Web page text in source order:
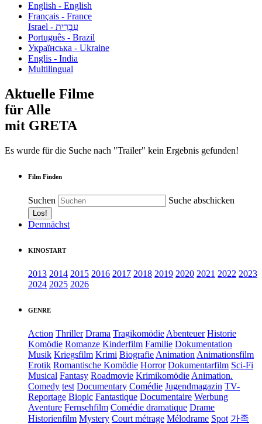
English - English
Français - France
עִבְרִית - Israel
Português - Brazil
Українська - Ukraine
Englis - India
Multilingual
Aktuelle Filme
für Alle
mit GRETA
Es wurde für die Suche nach "Trailer" kein Ergebnis gefunden!
Film Finden
Suchen Suche abschicken
Demnächst
KINOSTART
2013 2014 2015 2016 2017 2018 2019 2020 2021 2022 2023
2024 2025 2026
GENRE
Action Thriller Drama Tragikomödie Abenteuer Historie
Komödie Romanze Kinderfilm Familie Dokumentation
Musik Kriegsfilm Krimi Biografie Animation Animationsfilm
Erotik Romantische Komödie Horror Dokumentarfilm Sci-Fi
Musical Fantasy Roadmovie Krimikomödie Animation.
Comedy test Documentary Comédie Jugendmagazin TV-
Reportage Biopic Fantastique Documentaire Werbung
Aventure Fernsehfilm Comédie dramatique Drame
Historienfilm Mystery Court métrage Mélodrame Spot 가족